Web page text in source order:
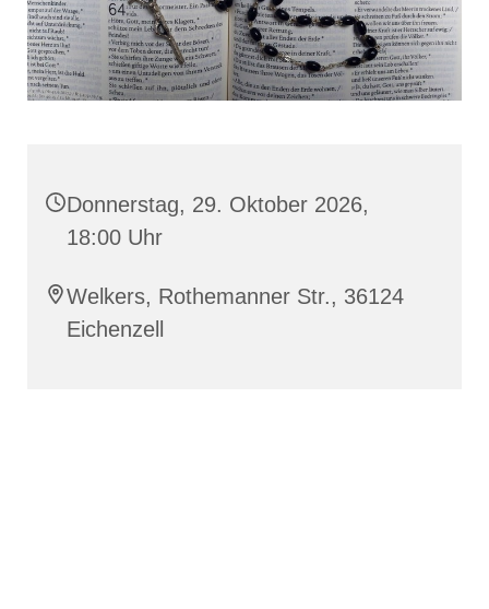
Donnerstag, 29. Oktober 2026,
18:00 Uhr
Welkers, Rothemanner Str., 36124
Eichenzell